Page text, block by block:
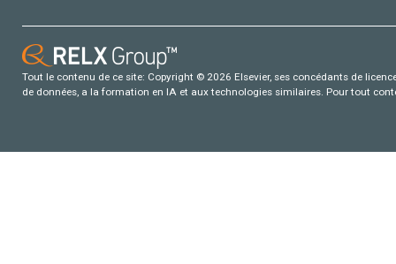
Tout le contenu de ce site: Copyright © 2026 Elsevier, ses concédants de
de données, a la formation en IA et aux technologies similaires. Pour tout